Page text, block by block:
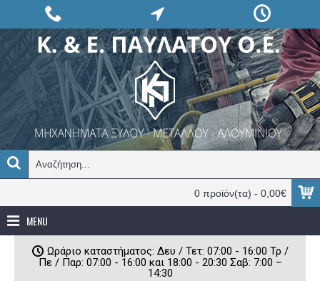
0 προϊόν(τα) - 0,00€
MENU
Ωράριο καταστήματος: Δευ / Τετ: 07:00 - 16:00 Τρ /
Πε / Παρ: 07:00 - 16:00 και 18:00 - 20:30 Σαβ: 7:00 –
14:30